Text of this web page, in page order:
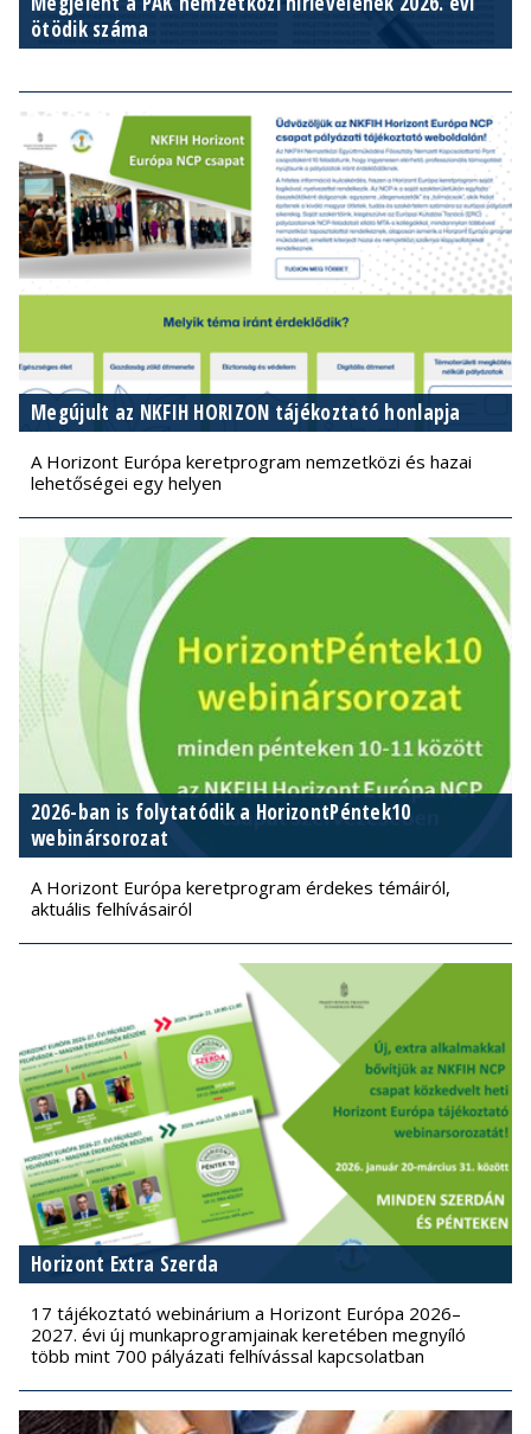
ötödik száma
Megújult az NKFIH HORIZON tájékoztató honlapja
A Horizont Európa keretprogram nemzetközi és hazai
lehetőségei egy helyen
2026-ban is folytatódik a HorizontPéntek10
webinársorozat
A Horizont Európa keretprogram érdekes témáiról,
aktuális felhívásairól
Horizont Extra Szerda
17 tájékoztató webinárium a Horizont Európa 2026–
2027. évi új munkaprogramjainak keretében megnyíló
több mint 700 pályázati felhívással kapcsolatban